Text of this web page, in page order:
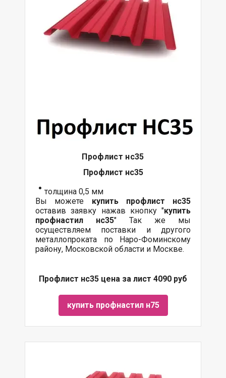
Профлист нс35
Профлист нс35
толщина 0,5 мм
Вы можете купить профлист нс35
оставив заявку нажав кнопку "купить
профнастил нс35" Так же мы
осуществляем поставки и другого
металлопроката по Наро-Фоминскому
району, Московской области и Москве.
Профлист нс35 цена за лист 4090 руб
купить профнастил н75